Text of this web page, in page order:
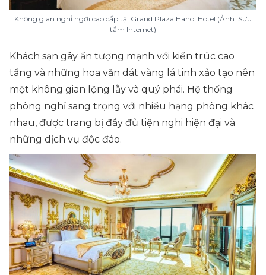
Không gian nghỉ ngơi cao cấp tại Grand Plaza Hanoi Hotel (Ảnh: Sưu
tầm Internet)
Khách sạn gây ấn tượng mạnh với kiến trúc cao
tầng và những hoa văn dát vàng lá tinh xảo tạo nên
một không gian lộng lẫy và quý phái. Hệ thống
phòng nghỉ sang trọng với nhiều hạng phòng khác
nhau, được trang bị đầy đủ tiện nghi hiện đại và
những dịch vụ độc đáo.